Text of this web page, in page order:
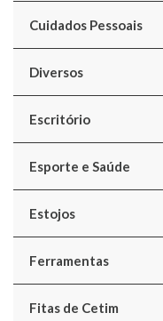
Cuidados Pessoais
Diversos
Escritório
Esporte e Saúde
Estojos
Ferramentas
Fitas de Cetim